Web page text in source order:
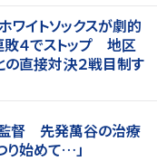
イトソックスが劇的
敗４でストップ 地区
の直接対決２戦目制す
監督 先発萬谷の治療
り始めて…」